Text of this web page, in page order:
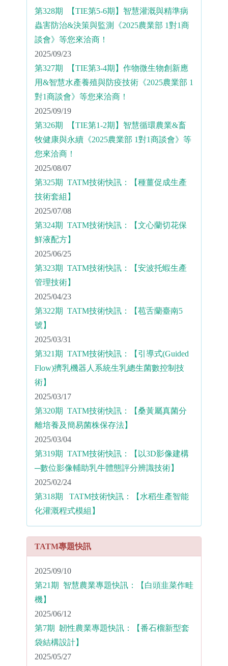
第328期 【TIE第5-6期】智慧灌溉與精準病
蟲害防治&決策與監測《2025農業部 1對1商
談會》等您來洽商！
2025/09/23
第327期 【TIE第3-4期】作物微生物創新應
用&智慧水產養殖與防疫技術《2025農業部 1
對1商談會》等您來洽商！
2025/09/19
第326期 【TIE第1-2期】智慧循環農業&畜
牧健康與永續《2025農業部 1對1商談會》等
您來洽商！
2025/08/07
第325期 TATM技術快訊：【種薑促成生產
技術套組】
2025/07/08
第324期 TATM技術快訊：【文心蘭切花保
鮮液配方】
2025/06/25
第323期 TATM技術快訊：【安波托蝦生產
管理技術】
2025/04/23
第322期 TATM技術快訊：【苞舌蘭臺南5
號】
2025/03/31
第321期 TATM技術快訊：【引導式(Guided
Flow)擠乳機器人系統生乳總生菌數控制技
術】
2025/03/17
第320期 TATM技術快訊：【桑黃屬真菌分
離培養及簡易菌株保存法】
2025/03/04
第319期 TATM技術快訊：【以3D影像建構
─數位影像輔助乳牛體態評分辨識技術】
2025/02/24
第318期 TATM技術快訊：【水稻生產智能
化灌溉程式模組】
TATM專題快訊
2025/09/10
第21期 智慧農業專題快訊：【白頭韭菜作畦
機】
2025/06/12
第7期 韌性農業專題快訊：【番石榴新型套
袋結構設計】
2025/05/27